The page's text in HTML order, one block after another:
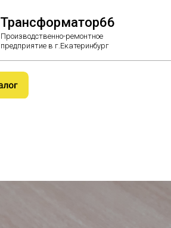
Трансформатор66
Производственно-ремонтное
предприятие в г.Екатеринбург